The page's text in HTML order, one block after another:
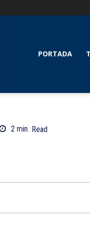
PORTADA
2 min. Read